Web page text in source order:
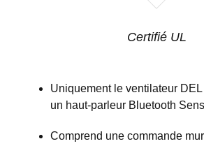
Certifié UL
Uniquement le ventilateur
un haut-parleur Bluetooth
Comprend une commande